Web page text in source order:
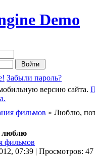
Demo
Забыли пароль?
версию сайта.
фильмов » Люблю,
люблю
фильмов
07:39 | Просмотров: 47